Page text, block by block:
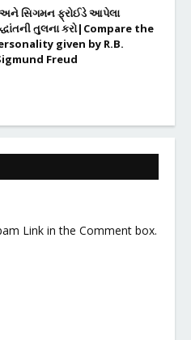
સિગમન ફ્રોઈડે આપેલા
તુલના કરો|Compare the
given by R.B.
Freud
Link in the Comment box.